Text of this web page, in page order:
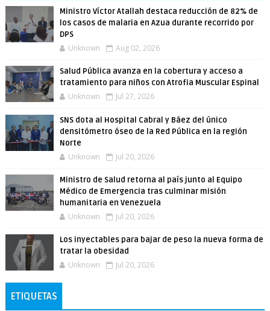
Ministro Víctor Atallah destaca reducción de 82% de
los casos de malaria en Azua durante recorrido por
DPS
Unknown Aug 02, 2026
Salud Pública avanza en la cobertura y acceso a
tratamiento para niños con Atrofia Muscular Espinal
Unknown Jul 27, 2026
SNS dota al Hospital Cabral y Báez del único
densitómetro óseo de la Red Pública en la región
Norte
Unknown Jul 20, 2026
Ministro de Salud retorna al país junto al Equipo
Médico de Emergencia tras culminar misión
humanitaria en Venezuela
Unknown Jul 20, 2026
Los inyectables para bajar de peso la nueva forma de
tratar la obesidad
Unknown Jul 20, 2026
ETIQUETAS